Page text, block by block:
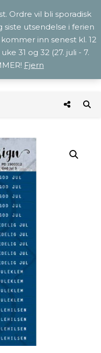
Ordre vil bli sporadisk
utsendelse i ferien
inn senest kl. 12
31 og 32 (27. juli - 7.
Fjern